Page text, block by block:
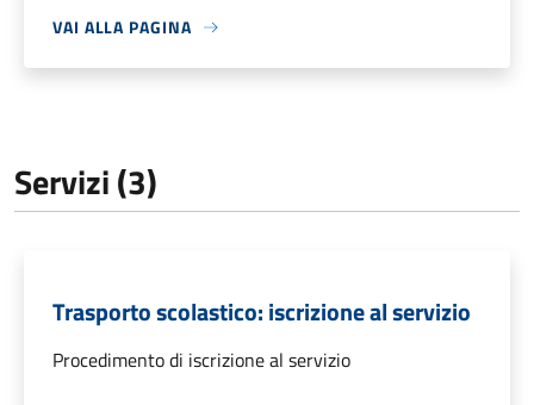
VAI ALLA PAGINA
Servizi (3)
Trasporto scolastico: iscrizione al servizio
Procedimento di iscrizione al servizio